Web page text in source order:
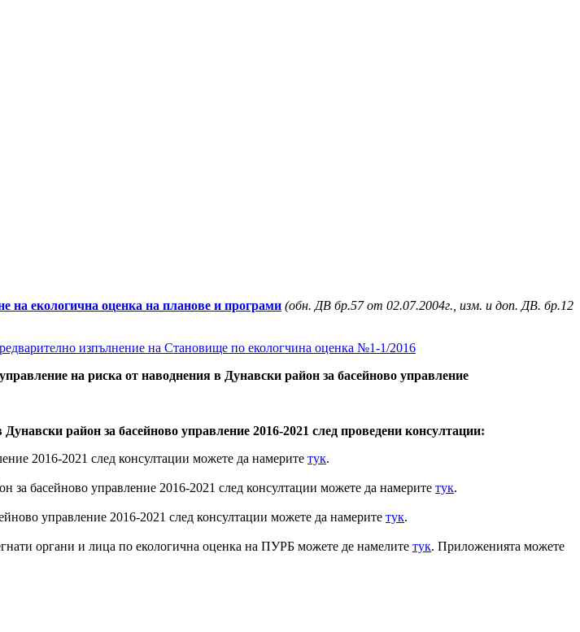
на екологична оценка на планове и програми (обн. ДВ бр.57 от 02.07.2004г. изм. и доп. ДВ. бр.12
изпълнение на Становище по екологчина оценка №1-1/2016
на риска от наводнения в Дунавски район за басейново управление
район за басейново управление 2016-2021 след проведени консултации:
2016-2021 след консултации можете да намерите тук.
басейново управление 2016-2021 след консултации можете да намерите тук.
управление 2016-2021 след консултации можете да намерите тук.
органи и лица по екологична оценка на ПУРБ можете де намелите тук. Приложенията можете